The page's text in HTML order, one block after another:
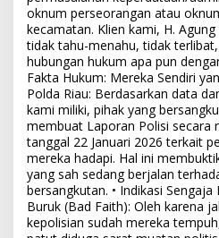
oknum perseorangan atau
kecamatan. Klien kami, H.
tidak tahu-menahu, tidak
hubungan hukum apa pun
Fakta Hukum: Mereka Sendiri
Polda Riau: Berdasarkan data
kami miliki, pihak yang
membuat Laporan Polisi secara
tanggal 22 Januari 2026 terkait
mereka hadapi. Hal ini
yang sah sedang berjalan
bersangkutan. • Indikasi
Buruk (Bad Faith): Oleh karena
kepolisian sudah mereka